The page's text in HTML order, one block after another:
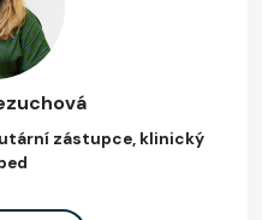
zástupce, klinický